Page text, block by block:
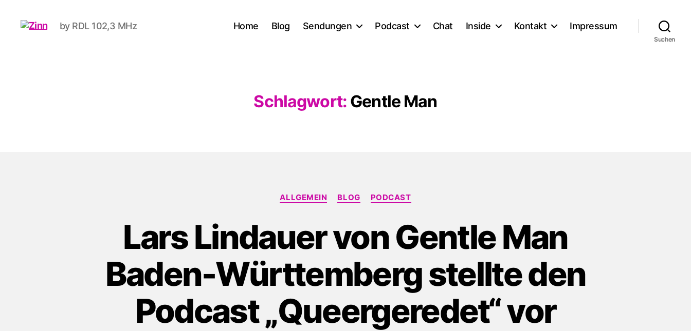
by RDL 102,3 MHz Home Blog Sendungen Podcast Chat Inside Kontakt Impressum
Suchen
Schlagwort: Gentle Man
Kategorien
ALLGEMEIN BLOG PODCAST
Lars Lindauer von Gentle Man
Baden-Württemberg stellte den
Podcast „Queergeredet“ vor